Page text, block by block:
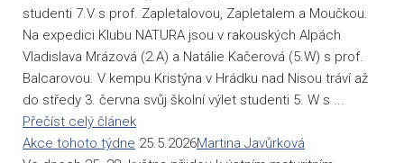
studenti 7.V s prof. Zapletalovou, Zapletalem a Moučkou.
Na expedici Klubu NATURA jsou v rakouských Alpách
Vladislava Mrázová (2.A) a Natálie Kačerová (5.W) s prof.
Balcarovou. V kempu Kristýna v Hrádku nad Nisou tráví až
do středy 3. června svůj školní výlet studenti 5. W s ...
Přečíst celý článek
Akce tohoto týdne 25.5.2026Martina Javůrková